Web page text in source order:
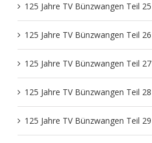
125 Jahre TV Bünzwangen Teil 25
125 Jahre TV Bünzwangen Teil 26
125 Jahre TV Bünzwangen Teil 27
125 Jahre TV Bünzwangen Teil 28
125 Jahre TV Bünzwangen Teil 29